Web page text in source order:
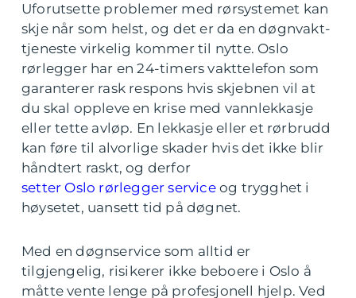
Uforutsette problemer med rørsystemet kan
skje når som helst, og det er da en døgnvakt-
tjeneste virkelig kommer til nytte. Oslo
rørlegger har en 24-timers vakttelefon som
garanterer rask respons hvis skjebnen vil at
du skal oppleve en krise med vannlekkasje
eller tette avløp. En lekkasje eller et rørbrudd
kan føre til alvorlige skader hvis det ikke blir
håndtert raskt, og derfor
setter Oslo rørlegger serviceog trygghet i
høysetet, uansett tid på døgnet.
Med en døgnservice som alltid er
tilgjengelig, risikerer ikke beboere i Oslo å
måtte vente lenge på profesjonell hjelp. Ved